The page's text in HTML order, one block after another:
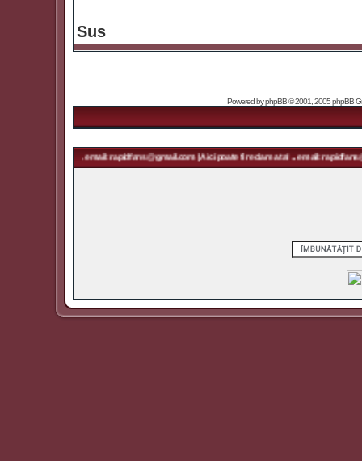
Sus
Powered byphpBB© 2001, 2005 phpBB
... email: rapidfans@gmail.com | Aici poate fi reclama ta! ... email: rapidfans@gmail.com